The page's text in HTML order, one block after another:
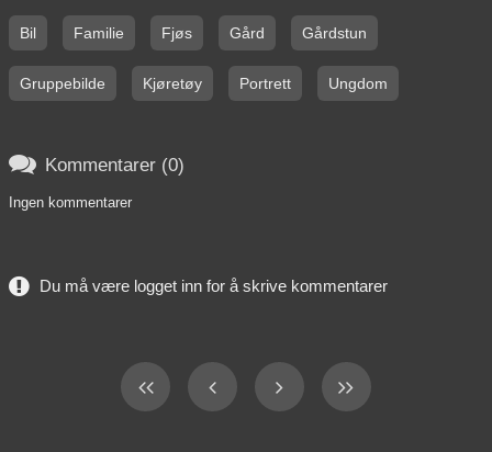
Bil Familie Fjøs Gård Gårdstun
Gruppebilde Kjøretøy Portrett Ungdom
 Kommentarer (0)
Ingen kommentarer
Du må være logget inn for å skrive kommentarer